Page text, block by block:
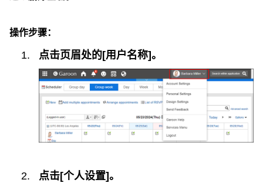
操作步骤：
点击页眉处的[用户名称]。
点击[个人设置]。